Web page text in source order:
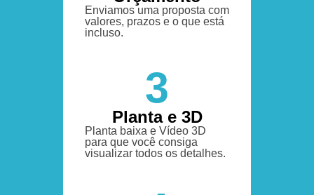
Enviamos uma proposta com
valores, prazos e o que está
incluso.
3
Planta e 3D
Planta baixa e Vídeo 3D
para que você consiga
visualizar todos os detalhes.